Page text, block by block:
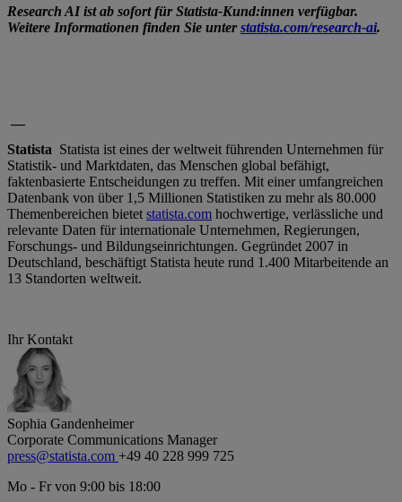
Research AI ist ab sofort für Statista-Kund:innen verfügbar.
Weitere Informationen finden Sie unterstatista.com/research-ai.
Statista Statista ist eines der weltweit führenden Unternehmen für
Statistik- und Marktdaten, das Menschen global befähigt,
faktenbasierte Entscheidungen zu treffen. Mit einer umfangreichen
Datenbank von über 1,5 Millionen Statistiken zu mehr als 80.000
Themenbereichen bietet statista.com hochwertige, verlässliche und
relevante Daten für internationale Unternehmen, Regierungen,
Forschungs- und Bildungseinrichtungen. Gegründet 2007 in
Deutschland, beschäftigt Statista heute rund 1.400 Mitarbeitende an
13 Standorten weltweit.
Ihr Kontakt
Sophia Gandenheimer
Corporate Communications Manager
press@statista.com +49 40 228 999 725
Mo - Fr von 9:00 bis 18:00